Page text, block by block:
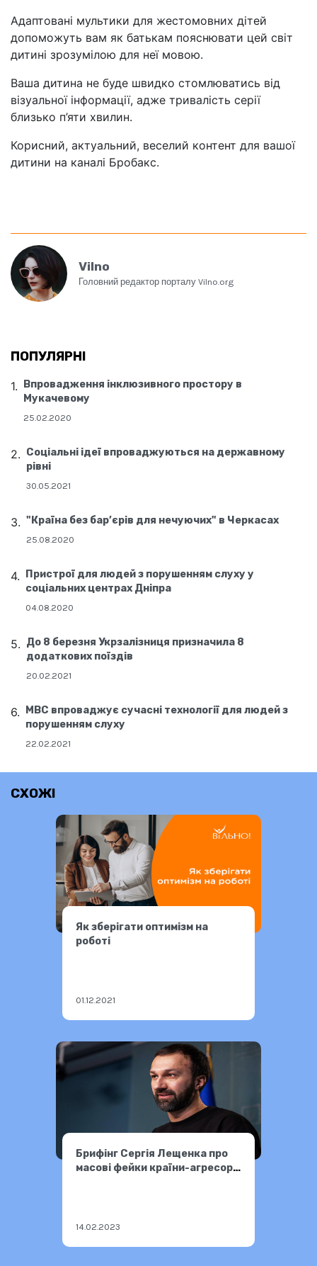
Адаптовані мультики для жестомовних дітей
допоможуть вам як батькам пояснювати цей світ
дитині зрозумілою для неї мовою.
Ваша дитина не буде швидко стомлюватись від
візуальної інформації, адже тривалість серії
близько п’яти хвилин.
Корисний, актуальний, веселий контент для вашої
дитини на каналі Бробакс.
Vilno
Головний редактор порталу Vilno.org
ПОПУЛЯРНІ
Впровадження інклюзивного простору в
Мукачевому
25.02.2020
Соціальні ідеї впроваджуються на державному
рівні
30.05.2021
"Країна без бар’єрів для нечуючих" в Черкасах
25.08.2020
Пристрої для людей з порушенням слуху у
соціальних центрах Дніпра
04.08.2020
До 8 березня Укрзалізниця призначила 8
додаткових поїздів
20.02.2021
МВС впроваджує сучасні технології для людей з
порушенням слуху
22.02.2021
СХОЖІ
Як зберігати оптимізм на
роботі
01.12.2021
Брифінг Сергія Лещенка про
масові фейки країни-агресора
14.02.2023